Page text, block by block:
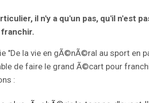
il n'y a qu'un pas, qu'il n'est
"De la vie en gÃ©nÃ©ral au sport en
de faire le grand Ã©cart pour
: